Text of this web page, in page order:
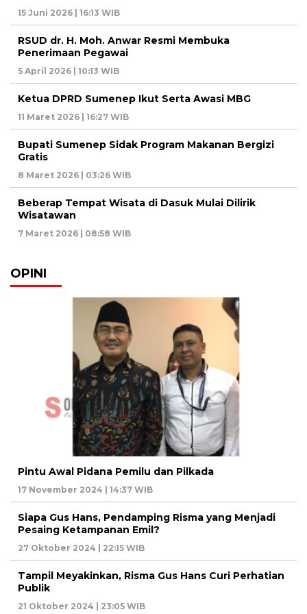
15 Juni 2026 | 16:13 WIB
RSUD dr. H. Moh. Anwar Resmi Membuka
Penerimaan Pegawai
5 April 2026 | 10:13 WIB
Ketua DPRD Sumenep Ikut Serta Awasi MBG
11 Maret 2026 | 16:27 WIB
Bupati Sumenep Sidak Program Makanan Bergizi
Gratis
8 Maret 2026 | 03:26 WIB
Beberap Tempat Wisata di Dasuk Mulai Dilirik
Wisatawan
7 Maret 2026 | 08:58 WIB
OPINI
Pintu Awal Pidana Pemilu dan Pilkada
17 November 2024 | 14:37 WIB
Siapa Gus Hans, Pendamping Risma yang Menjadi
Pesaing Ketampanan Emil?
27 Oktober 2024 | 22:15 WIB
Tampil Meyakinkan, Risma Gus Hans Curi Perhatian
Publik
21 Oktober 2024 | 23:05 WIB